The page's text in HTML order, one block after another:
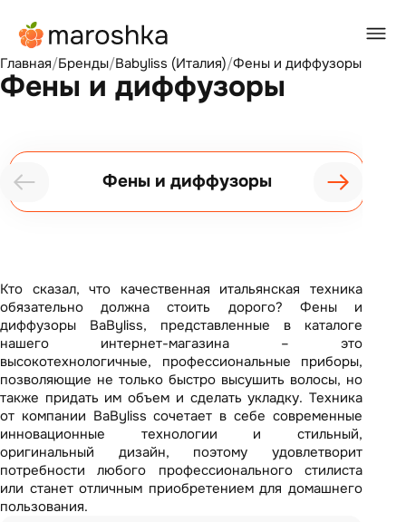
Главная/Бренды/Babyliss (Италия)/Фены и диффузоры
Фены и диффузоры
Фены и диффузоры
Кто сказал, что качественная итальянская техника
обязательно должна стоить дорого? Фены и
диффузоры BaByliss, представленные в каталоге
нашего интернет-магазина – это
высокотехнологичные, профессиональные приборы,
позволяющие не только быстро высушить волосы, но
также придать им объем и сделать укладку. Техника
от компании BaByliss сочетает в себе современные
инновационные технологии и стильный,
оригинальный дизайн, поэтому удовлетворит
потребности любого профессионального стилиста
или станет отличным приобретением для домашнего
пользования.